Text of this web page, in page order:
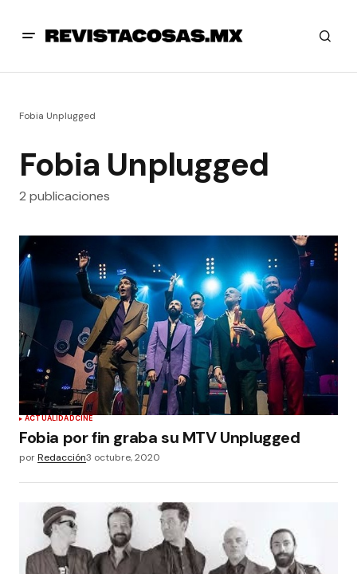
Fobia Unplugged
Fobia Unplugged
2 publicaciones
ACTUALIDADCINE
Fobia por fin graba su MTV Unplugged
porRedacción3 octubre, 2020